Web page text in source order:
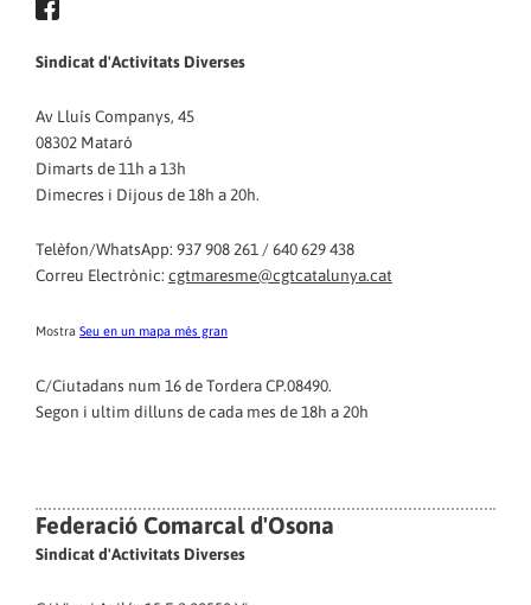
Sindicat d'Activitats Diverses
Av Lluís Companys, 45
08302 Mataró
Dimarts de 11h a 13h
Dimecres i Dijous de 18h a 20h.
Telèfon/WhatsApp: 937 908 261 / 640 629 438
Correu Electrònic: cgtmaresme@cgtcatalunya.cat
Mostra Seu en un mapa més gran
C/Ciutadans num 16 de Tordera CP.08490.
Segon i ultim dilluns de cada mes de 18h a 20h
Federació Comarcal d'Osona
Sindicat d'Activitats Diverses